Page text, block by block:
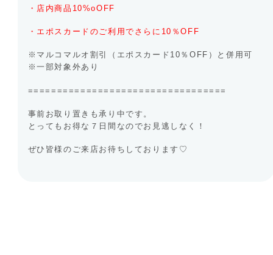
・店内商品10%oOFF
・エポスカードのご利用でさらに10％OFF
※マルコマルオ割引（エポスカード10％OFF）と併用可
※一部対象外あり
==================================
事前お取り置きも承り中です。
とってもお得な７日間なのでお見逃しなく！
ぜひ皆様のご来店お待ちしております♡